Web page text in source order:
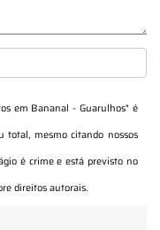
em Bananal - Guarulhos" é
total, mesmo citando nossos
é crime e está previsto no
direitos autorais.